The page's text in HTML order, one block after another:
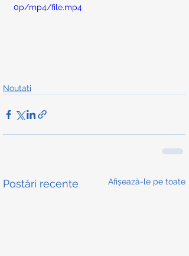
0p/mp4/file.mp4
Noutati
Postări recente Afișează-le pe toate